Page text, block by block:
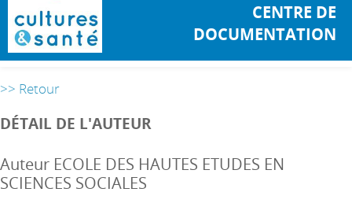
CENTRE DE
DOCUMENTATION
>> Retour
DÉTAIL DE L'AUTEUR
Auteur ECOLE DES HAUTES ETUDES EN
SCIENCES SOCIALES